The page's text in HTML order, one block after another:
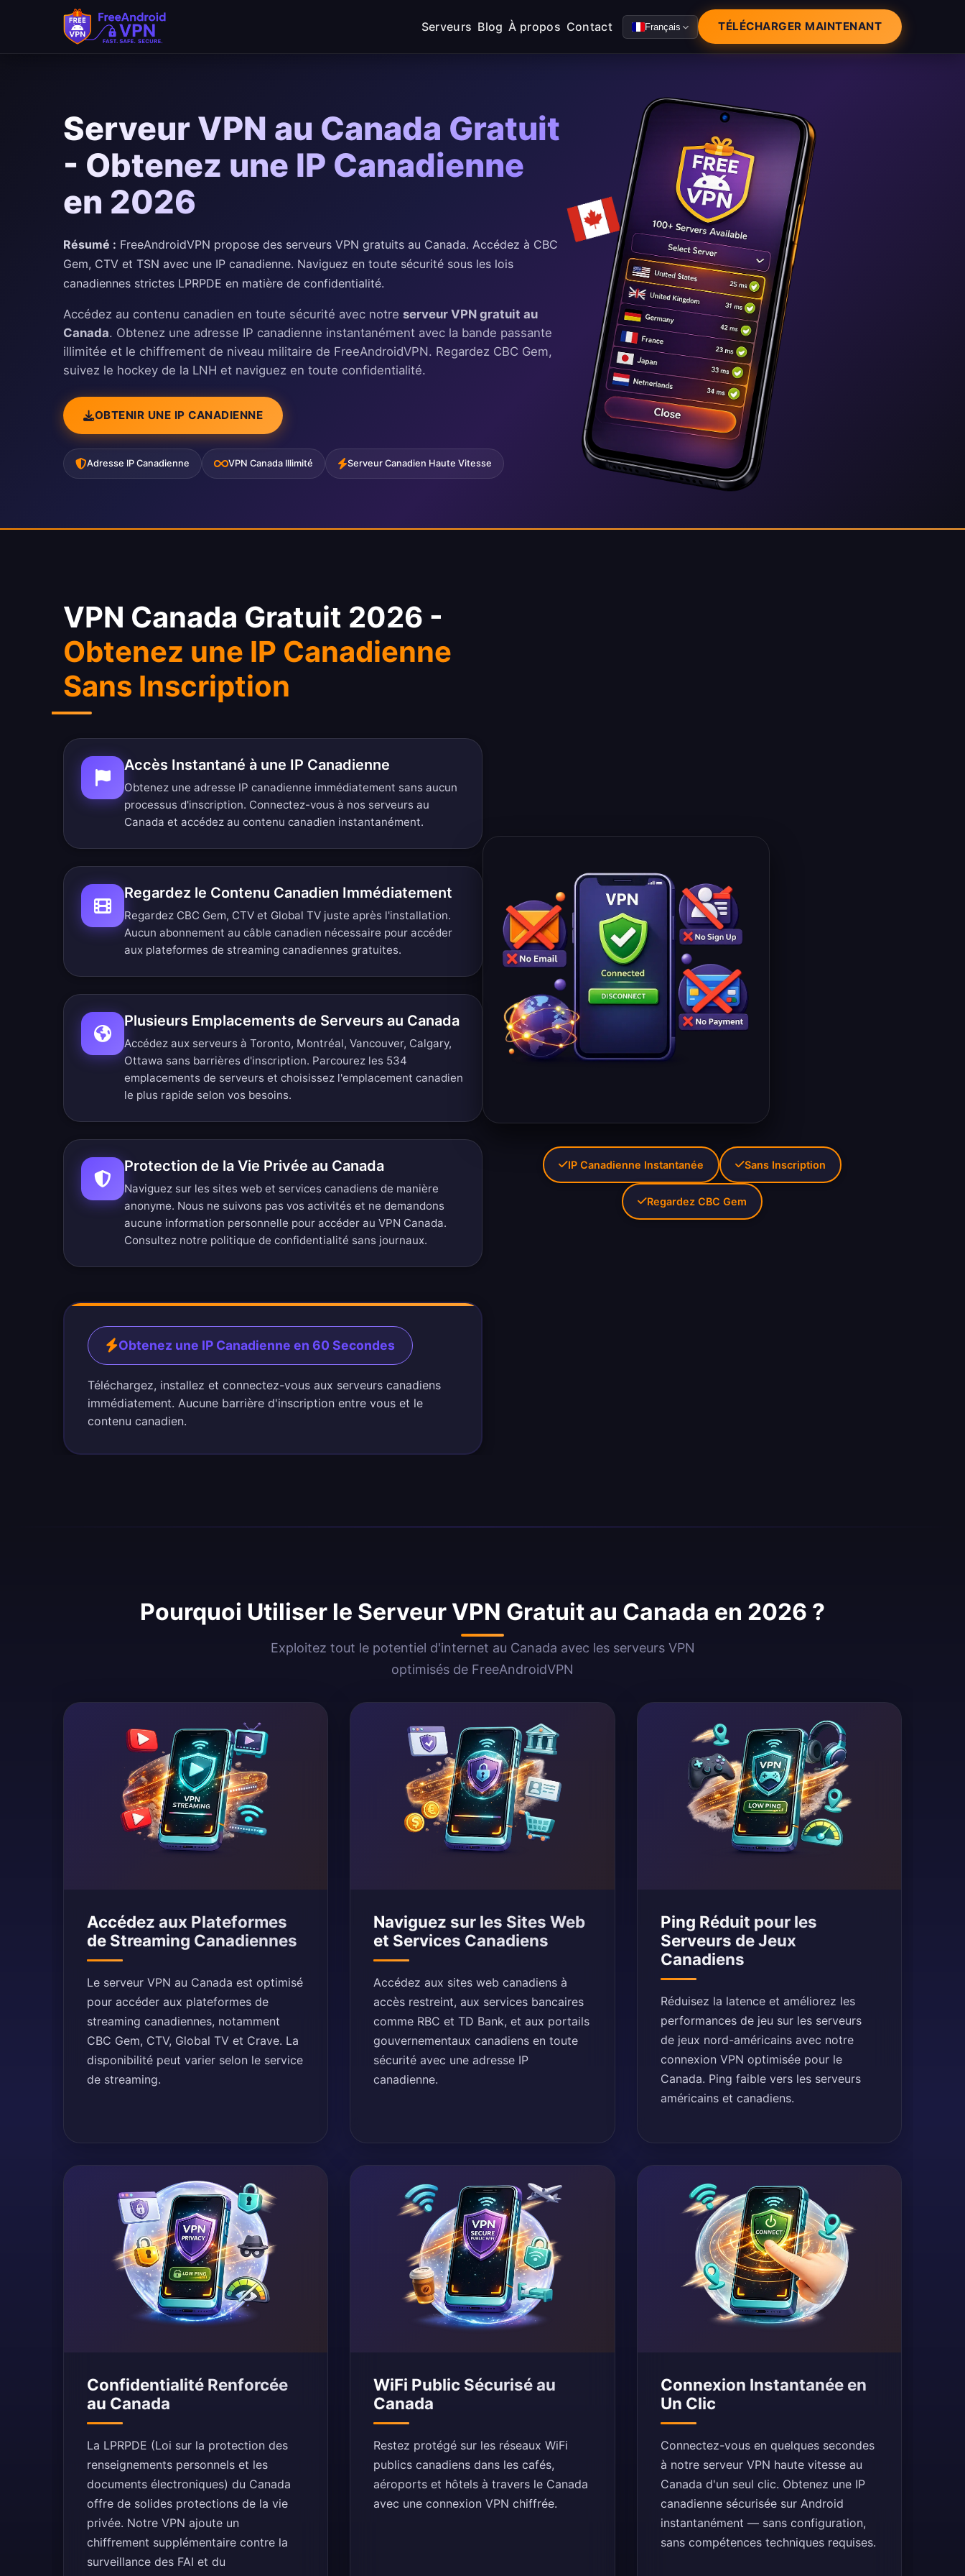
Passer au contenu principal
Serveurs Blog À propos Contact Français TÉLÉCHARGER MAINTENANT
Serveur VPN au Canada Gratuit
- Obtenez une IP Canadienne
en 2026
Résumé : FreeAndroidVPN propose des serveurs VPN gratuits au Canada. Accédez à CBC
Gem, CTV et TSN avec une IP canadienne. Naviguez en toute sécurité sous les lois
canadiennes strictes LPRPDE en matière de confidentialité.
Accédez au contenu canadien en toute sécurité avec notre serveur VPN gratuit au
Canada. Obtenez une adresse IP canadienne instantanément avec la bande passante
illimitée et le chiffrement de niveau militaire de FreeAndroidVPN. Regardez CBC Gem,
suivez le hockey de la LNH et naviguez en toute confidentialité.
OBTENIR UNE IP CANADIENNE
Adresse IP Canadienne VPN Canada Illimité Serveur Canadien Haute Vitesse
VPN Canada Gratuit 2026 -
Obtenez une IP Canadienne
Sans Inscription
Accès Instantané à une IP Canadienne
Obtenez une adresse IP canadienne immédiatement sans aucun
processus d'inscription. Connectez-vous à nos serveurs au
Canada et accédez au contenu canadien instantanément.
Regardez le Contenu Canadien Immédiatement
Regardez CBC Gem, CTV et Global TV juste après l'installation.
Aucun abonnement au câble canadien nécessaire pour accéder
aux plateformes de streaming canadiennes gratuites.
Plusieurs Emplacements de Serveurs au Canada
Accédez aux serveurs à Toronto, Montréal, Vancouver, Calgary,
Ottawa sans barrières d'inscription. Parcourez les 534
emplacements de serveurs et choisissez l'emplacement canadien
le plus rapide selon vos besoins.
Protection de la Vie Privée au Canada
Naviguez sur les sites web et services canadiens de manière
anonyme. Nous ne suivons pas vos activités et ne demandons
aucune information personnelle pour accéder au VPN Canada.
Consultez notre politique de confidentialité sans journaux.
Obtenez une IP Canadienne en 60 Secondes
Téléchargez, installez et connectez-vous aux serveurs canadiens
immédiatement. Aucune barrière d'inscription entre vous et le
contenu canadien.
IP Canadienne Instantanée Sans Inscription
Regardez CBC Gem
Pourquoi Utiliser le Serveur VPN Gratuit au Canada en 2026 ?
Exploitez tout le potentiel d'internet au Canada avec les serveurs VPN
optimisés de FreeAndroidVPN
Accédez aux Plateformes
de Streaming Canadiennes
Le serveur VPN au Canada est optimisé
pour accéder aux plateformes de
streaming canadiennes, notamment
CBC Gem, CTV, Global TV et Crave. La
disponibilité peut varier selon le service
de streaming.
Naviguez sur les Sites Web
et Services Canadiens
Accédez aux sites web canadiens à
accès restreint, aux services bancaires
comme RBC et TD Bank, et aux portails
gouvernementaux canadiens en toute
sécurité avec une adresse IP
canadienne.
Ping Réduit pour les
Serveurs de Jeux
Canadiens
Réduisez la latence et améliorez les
performances de jeu sur les serveurs
de jeux nord-américains avec notre
connexion VPN optimisée pour le
Canada. Ping faible vers les serveurs
américains et canadiens.
Confidentialité Renforcée
au Canada
La LPRPDE (Loi sur la protection des
renseignements personnels et les
documents électroniques) du Canada
offre de solides protections de la vie
privée. Notre VPN ajoute un
chiffrement supplémentaire contre la
surveillance des FAI et du
WiFi Public Sécurisé au
Canada
Restez protégé sur les réseaux WiFi
publics canadiens dans les cafés,
aéroports et hôtels à travers le Canada
avec une connexion VPN chiffrée.
Connexion Instantanée en
Un Clic
Connectez-vous en quelques secondes
à notre serveur VPN haute vitesse au
Canada d'un seul clic. Obtenez une IP
canadienne sécurisée sur Android
instantanément — sans configuration,
sans compétences techniques requises.